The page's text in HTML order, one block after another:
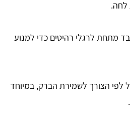
לחה.
מתחת לרגלי רהיטים כדי למנוע
לפי הצורך לשמירת הברק, במיוחד